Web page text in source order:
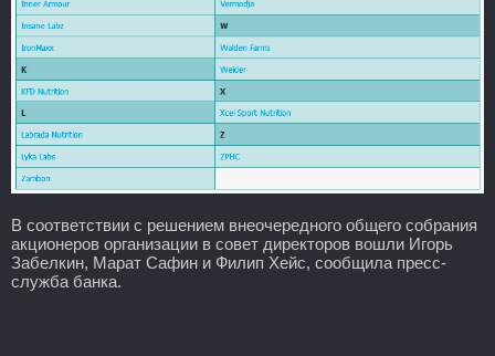
В соответствии с решением внеочередного общего собрания
акционеров организации в совет директоров вошли Игорь
Забелкин, Марат Сафин и Филип Хейс, сообщила пресс-
служба банка.